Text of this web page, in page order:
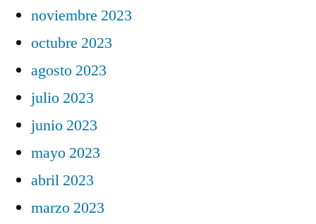
noviembre 2023
octubre 2023
agosto 2023
julio 2023
junio 2023
mayo 2023
abril 2023
marzo 2023